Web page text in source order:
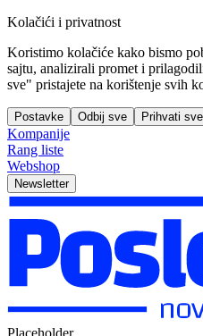
Kolačići i privatnost
Koristimo kolačiće kako bismo
sajtu, analizirali promet i
sve" pristajete na korištenje svih
Postavke Odbij sve Prihvati sve
Kompanije
Rang liste
Webshop
Newsletter
Placeholder